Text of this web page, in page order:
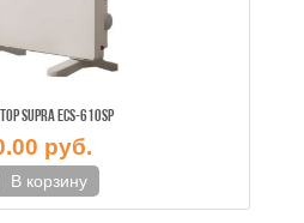
SUPRA ECS-610SP
руб.
В корзину